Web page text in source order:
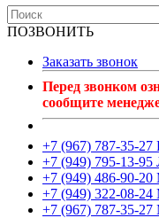
ПОЗВОНИТЬ
Заказать звонок
Перед звонком
сообщите
+7 (967) 787-35-27
+7 (949) 795-13-95
+7 (949) 486-90-20
+7 (949) 322-08-
+7 (967) 787-35-